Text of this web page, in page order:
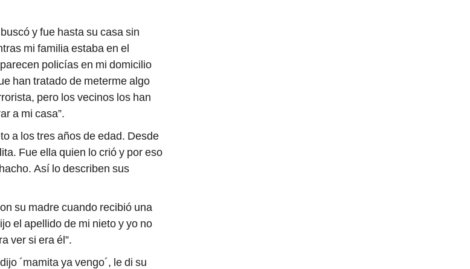
y fue hasta su casa sin
mi familia estaba en el
policías en mi domicilio
han tratado de meterme algo
pero los vecinos los han
a mi casa”.
a los tres años de edad. Desde
Fue ella quien lo crió y por eso
Así lo describen sus
su madre cuando recibió una
el apellido de mi nieto y yo no
ver si era él”.
´mamita ya vengo´, le di su